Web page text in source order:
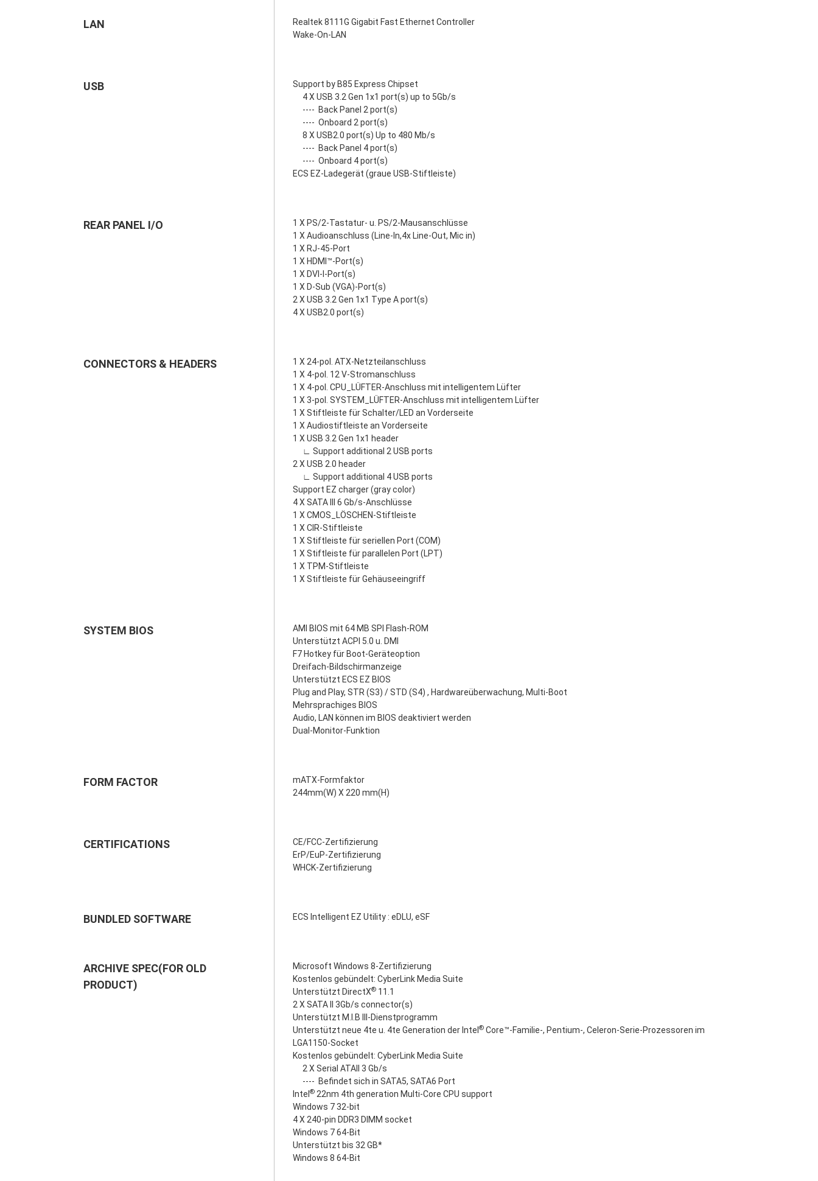
LAN
Realtek 8111G Gigabit Fast Ethernet Controller
Wake-On-LAN
USB
Support by B85 Express Chipset
4 X USB 3.2 Gen 1x1 port(s) up to 5Gb/s
---- Back Panel 2 port(s)
---- Onboard 2 port(s)
8 X USB2.0 port(s) Up to 480 Mb/s
---- Back Panel 4 port(s)
---- Onboard 4 port(s)
ECS EZ-Ladegerät (graue USB-Stiftleiste)
REAR PANEL I/O
1 X PS/2-Tastatur- u. PS/2-Mausanschlüsse
1 X Audioanschluss (Line-In,4x Line-Out, Mic in)
1 X RJ-45-Port
1 X HDMI™-Port(s)
1 X DVI-I-Port(s)
1 X D-Sub (VGA)-Port(s)
2 X USB 3.2 Gen 1x1 Type A port(s)
4 X USB2.0 port(s)
CONNECTORS & HEADERS
1 X 24-pol. ATX-Netzteilanschluss
1 X 4-pol. 12 V-Stromanschluss
1 X 4-pol. CPU_LÜFTER-Anschluss mit intelligentem Lüfter
1 X 3-pol. SYSTEM_LÜFTER-Anschluss mit intelligentem Lüfter
1 X Stiftleiste für Schalter/LED an Vorderseite
1 X Audiostiftleiste an Vorderseite
1 X USB 3.2 Gen 1x1 header
∟ Support additional 2 USB ports
2 X USB 2.0 header
∟ Support additional 4 USB ports
Support EZ charger (gray color)
4 X SATA III 6 Gb/s-Anschlüsse
1 X CMOS_LÖSCHEN-Stiftleiste
1 X CIR-Stiftleiste
1 X Stiftleiste für seriellen Port (COM)
1 X Stiftleiste für parallelen Port (LPT)
1 X TPM-Stiftleiste
1 X Stiftleiste für Gehäuseeingriff
SYSTEM BIOS
AMI BIOS mit 64 MB SPI Flash-ROM
Unterstützt ACPI 5.0 u. DMI
F7 Hotkey für Boot-Geräteoption
Dreifach-Bildschirmanzeige
Unterstützt ECS EZ BIOS
Plug and Play, STR (S3) / STD (S4) , Hardwareüberwachung, Multi-Boot
Mehrsprachiges BIOS
Audio, LAN können im BIOS deaktiviert werden
Dual-Monitor-Funktion
FORM FACTOR
mATX-Formfaktor
244mm(W) X 220 mm(H)
CERTIFICATIONS
CE/FCC-Zertifizierung
ErP/EuP-Zertifizierung
WHCK-Zertifizierung
BUNDLED SOFTWARE ECS Intelligent EZ Utility : eDLU, eSF
ARCHIVE SPEC(FOR OLD
PRODUCT)
Microsoft Windows 8-Zertifizierung
Kostenlos gebündelt: CyberLink Media Suite
Unterstützt DirectX® 11.1
2 X SATA II 3Gb/s connector(s)
Unterstützt M.I.B III-Dienstprogramm
Unterstützt neue 4te u. 4te Generation der Intel ® Core™-Familie-, Pentium-, Celeron-Serie-Prozessoren im
LGA1150-Socket
Kostenlos gebündelt: CyberLink Media Suite
2 X Serial ATAII 3 Gb/s
---- Befindet sich in SATA5, SATA6 Port
Intel ® 22nm 4th generation Multi-Core CPU support
Windows 7 32-bit
4 X 240-pin DDR3 DIMM socket
Windows 7 64-Bit
Unterstützt bis 32 GB*
Windows 8 64-Bit